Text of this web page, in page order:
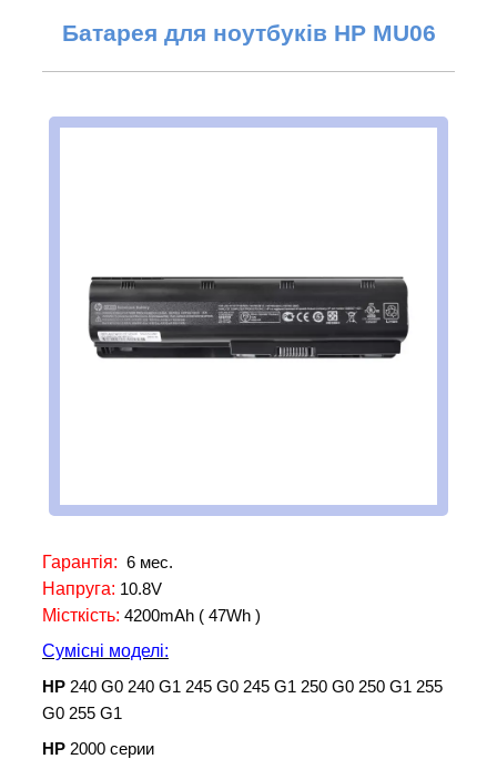
Батарея для ноутбуків HP MU06
Гарантія: 6 мес.
Напруга: 10.8V
Місткість: 4200mAh ( 47Wh )
Сумісні моделі:
HP 240 G0 240 G1 245 G0 245 G1 250 G0 250 G1 255
G0 255 G1
HP 2000 серии